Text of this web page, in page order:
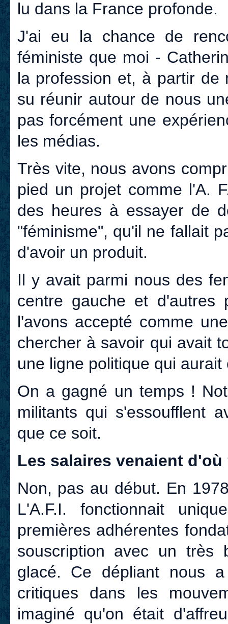
lu dans la France profonde.
J'ai eu la chance de
féministe que moi -
la profession et, à partir de
su réunir autour de nous
pas forcément une
les médias.
Très vite, nous avons
pied un projet comme l'A.
des heures à essayer de
"féminisme", qu'il ne fallait
d'avoir un produit.
Il y avait parmi nous des
centre gauche et d'autres
l'avons accepté comme
chercher à savoir qui avait
une ligne politique qui aurait
On a gagné un temps !
militants qui s'essoufflent
que ce soit.
Les salaires venaient
Non, pas au début. En
L'A.F.I. fonctionnait
premières adhérentes
souscription avec un très
glacé. Ce dépliant nous
critiques dans les
imaginé qu'on était